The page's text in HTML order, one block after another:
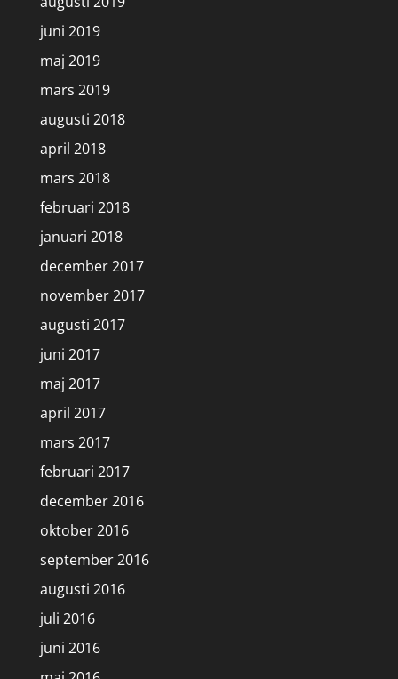
juni 2019
maj 2019
mars 2019
augusti 2018
april 2018
mars 2018
februari 2018
januari 2018
december 2017
november 2017
augusti 2017
juni 2017
maj 2017
april 2017
mars 2017
februari 2017
december 2016
oktober 2016
september 2016
augusti 2016
juli 2016
juni 2016